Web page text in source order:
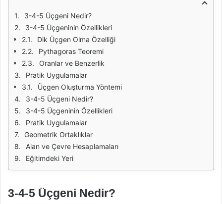
3-4-5 Üçgeni Nedir?
3-4-5 Üçgeninin Özellikleri
Dik Üçgen Olma Özelliği
Pythagoras Teoremi
Oranlar ve Benzerlik
Pratik Uygulamalar
Üçgen Oluşturma Yöntemi
3-4-5 Üçgeni Nedir?
3-4-5 Üçgeninin Özellikleri
Pratik Uygulamalar
Geometrik Ortaklıklar
Alan ve Çevre Hesaplamaları
Eğitimdeki Yeri
3-4-5 Üçgeni Nedir?